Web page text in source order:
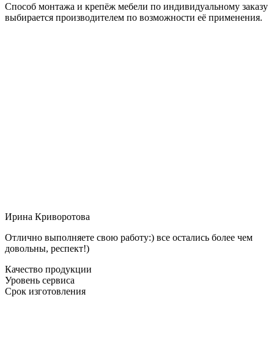
Способ монтажа и крепёж мебели по индивидуальному заказу
выбирается производителем по возможности её применения.
Ирина Криворотова
Отлично выполняете свою работу:) все остались более чем
довольны, респект!)
Качество продукции
Уровень сервиса
Срок изготовления